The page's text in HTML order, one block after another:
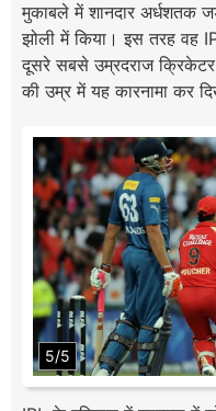
मुकाबले में शानदार अर्धशतक
झोली में किया। इस तरह वह
दूसरे सबसे उम्रदराज
की उम्र में यह कारनामा कर
5/5